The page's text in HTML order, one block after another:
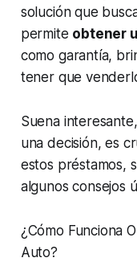
solución que
permite obtener
como garantía,
tener que
Suena
una decisión, es
estos préstamos,
algunos consejos
¿Cómo Funciona
Auto?